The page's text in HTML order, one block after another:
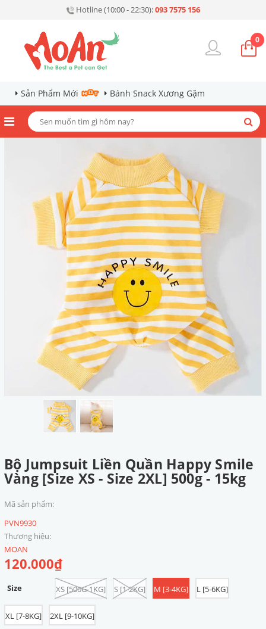
Hotline (10:00 - 22:30):093 7575 156
0
Sản Phẩm Mới Bánh Snack Xương Gặm
Bộ Jumpsuit Liền Quần Happy Smile
Vàng [Size XS - Size 2XL] 500g - 15kg
Mã sản phẩm:
PVN9930
Thương hiệu:
MOAN
120.000₫
Size XS [500G-1KG] S [1-2KG] M [3-4KG] L [5-6KG]
XL [7-8KG] 2XL [9-10KG]